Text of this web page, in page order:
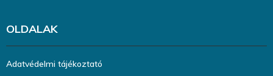
OLDALAK
Adatvédelmi tájékoztató